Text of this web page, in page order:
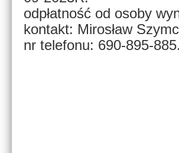
odpłatność od osoby
kontakt: Mirosław
nr telefonu: 690-895-885.